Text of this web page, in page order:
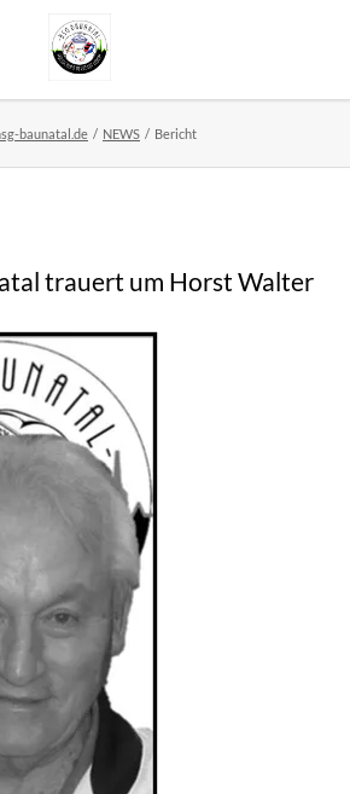
baunatal.de NEWS Bericht
trauert um Horst Walter